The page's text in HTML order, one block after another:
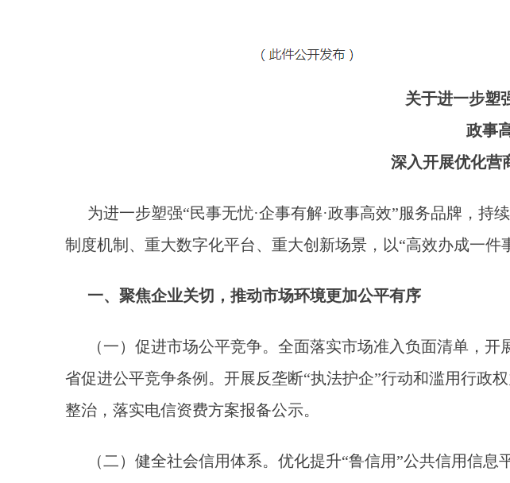
关于进一步塑
政事
深入开展优化营
为进一步塑强“民事无忧·企事有解·政事高效”服务品牌，
制度机制、重大数字化平台、重大创新场景，以“高效办成一
一、聚焦企业关切，推动市场环境更加公平有序
（一）促进市场公平竞争。全面落实市场准入负面清单，
省促进公平竞争条例。开展反垄断“执法护企”行动和滥用行政
整治，落实电信资费方案报备公示。
（二）健全社会信用体系。优化提升“鲁信用”公共信用信